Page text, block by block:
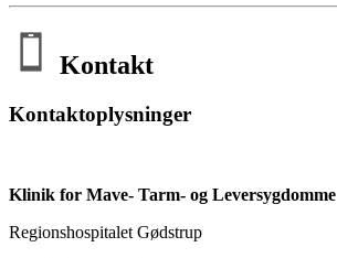
Kontakt
Kontaktoplysninger
Klinik for Mave- Tarm- og Leversygdomme
Regionshospitalet Gødstrup